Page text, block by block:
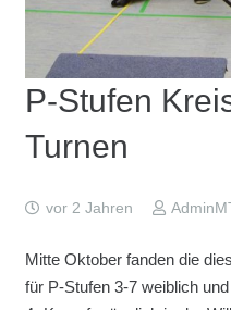
P-Stufen
Turnen
vor 2 Jahren
Mitte Oktober fanden die
für P-Stufen 3-7 weiblich